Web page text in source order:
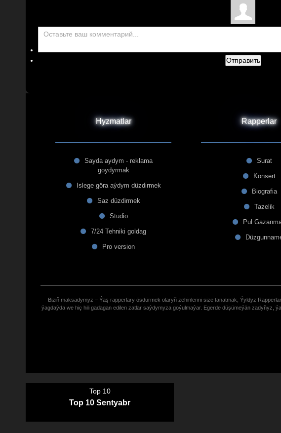
Отправить
Hyzmatlar
Sayda aydym - reklama
goydyrmak
Islege göra aýdym düzdirmek
Saz düzdirmek
Studio
7/24 Tehniki goldag
Pro version
Rapperlar
Surat
Konsert
Biografia
Tazelik
Pul
Biziñ maksadymyz – Ýaş rapperlary ösdürmek olaryñ zehinlerini size tanatmak, Ýyldyz
ýagdaýda we hiç hili gadagan edilen zatlar saýdymyza goýulmaýar. Egerde düşümeýän zadyñyz,
Top 10
Top 10 Sentyabr